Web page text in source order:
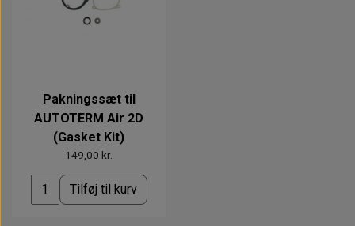
Pakningssæt til
AUTOTERM Air 2D
(Gasket Kit)
149,00 kr.
Tilføj til kurv